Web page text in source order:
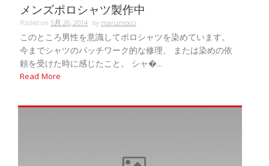
メンズポロシャツ製作中
Posted on 5月 26, 2014 bymarumocci
このところ男性を意識してポロシャツを染めています。
今までシャツのパッチワーク的な修理、 または染めの依
頼を受けた時に感じたこと。 シャ�...
Read More